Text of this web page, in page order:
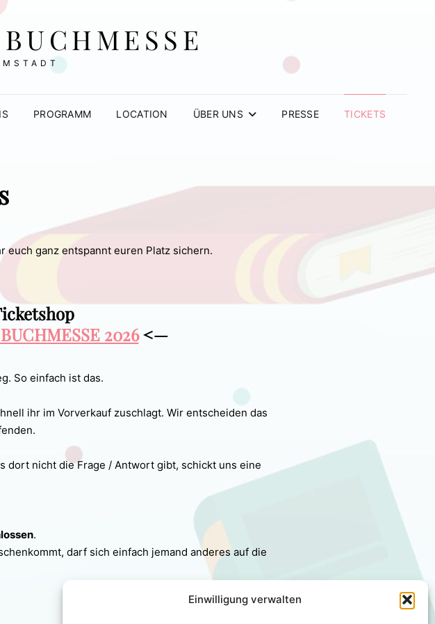
Einwilligung verwalten
PROGRAMM LOCATION ÜBER UNS PRESSE TICKETS
euch ganz entspannt euren Platz sichern.
2026<—
So einfach ist das.
ihr im Vorverkauf zuschlagt. Wir entscheiden das
dort nicht die Frage / Antwort gibt, schickt uns eine
.
darf sich einfach jemand anderes auf die